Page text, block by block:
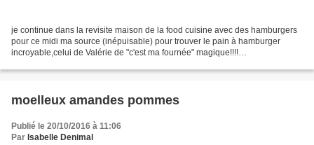
je continue dans la revisite maison de la food cuisine avec des hamburgers
pour ce midi ma source (inépuisable) pour trouver le pain à hamburger
incroyable,celui de Valérie de "c'est ma fournée" magique!!!!
hamburger-sans.html...
moelleux amandes pommes
Publié le 20/10/2016 à 11:06
Par Isabelle Denimal